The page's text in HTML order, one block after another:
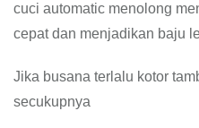
cuci automatic menolong
cepat dan menjadikan baju
Jika busana terlalu kotor
secukupnya